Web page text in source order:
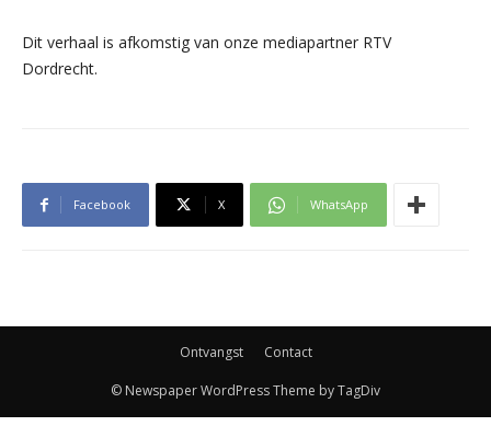
Dit verhaal is afkomstig van onze mediapartner RTV
Dordrecht.
Facebook X WhatsApp
Ontvangst Contact
© Newspaper WordPress Theme by TagDiv